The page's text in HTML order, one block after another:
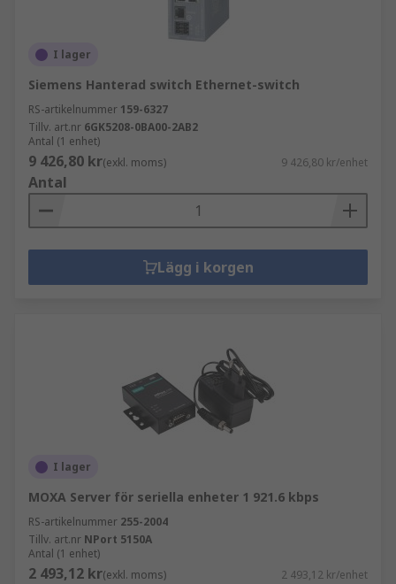
I lager
Siemens Hanterad switch Ethernet-switch
RS-artikelnummer 159-6327
Tillv. art.nr 6GK5208-0BA00-2AB2
Antal (1 enhet)
9 426,80 kr(exkl. moms) 9 426,80 kr/enhet
Antal
Lägg i korgen
I lager
MOXA Server för seriella enheter 1 921.6 kbps
RS-artikelnummer 255-2004
Tillv. art.nr NPort 5150A
Antal (1 enhet)
2 493,12 kr(exkl. moms) 2 493,12 kr/enhet